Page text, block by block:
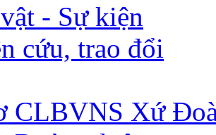
- Sự kiện
cứu, trao đổi
CLBVNS Xứ